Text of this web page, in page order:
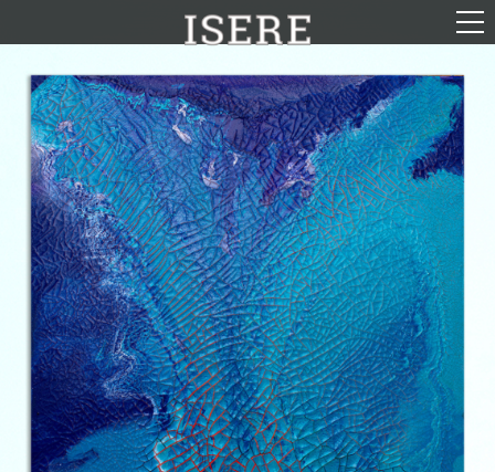
English (US)
Français
Portrait
Parcours
Galerie
Photomontages
Contact
Téléchargements